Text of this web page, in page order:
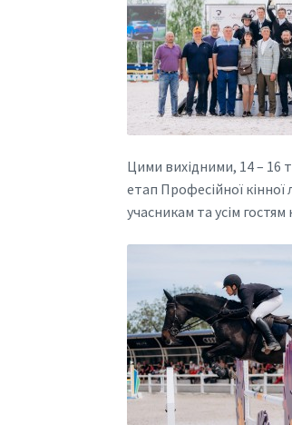
Цими вихідними, 14 – 16
етап Професійної кінної
учасникам та усім